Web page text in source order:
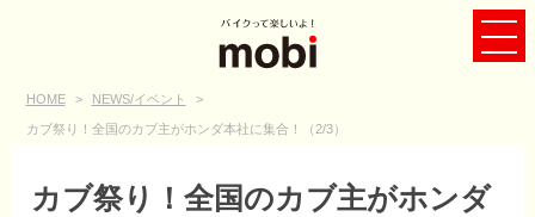
HOME > NEWS/イベント >
カブ祭り！全国のカブ主がホンダ本社に集合！（2/3）
カブ祭り！全国のカブ主がホンダ